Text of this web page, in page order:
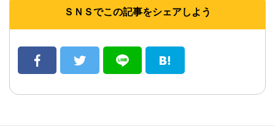
ＳＮＳでこの記事をシェアしよう